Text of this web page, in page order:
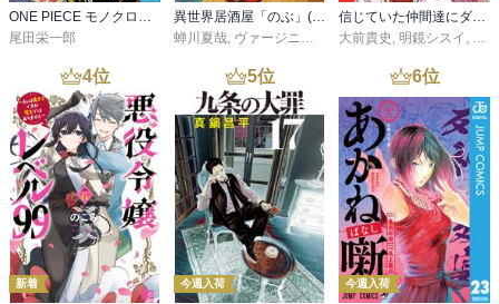
ONE PIECE モノクロ版 115
尾田栄一郎
異世界居酒屋「のぶ」(22)
蝉川夏哉, ヴァージニア二等兵 ,転
信じていた仲間達にダンジョン奥地で殺されかけたがギフト『無限ガチャ』でレベル９９９９の仲間達を手に入れて元パーティーメンバーと世界に復讐＆『ざまぁ！』します！（２３）
大前貴史 , 明鏡シスイ , ｔ
4位
新着
5位
今週入荷
6位
今週入荷